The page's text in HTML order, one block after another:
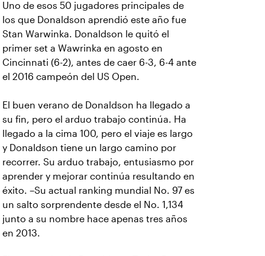
Uno de esos 50 jugadores principales de
los que Donaldson aprendió este año fue
Stan Warwinka. Donaldson le quitó el
primer set a Wawrinka en agosto en
Cincinnati (6-2), antes de caer 6-3, 6-4 ante
el 2016 campeón del US Open.
El buen verano de Donaldson ha llegado a
su fin, pero el arduo trabajo continúa. Ha
llegado a la cima 100, pero el viaje es largo
y Donaldson tiene un largo camino por
recorrer. Su arduo trabajo, entusiasmo por
aprender y mejorar continúa resultando en
éxito. –Su actual ranking mundial No. 97 es
un salto sorprendente desde el No. 1,134
junto a su nombre hace apenas tres años
en 2013.